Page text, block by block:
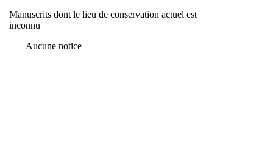
Manuscrits dont le lieu de conservation actuel est
inconnu
Aucune notice